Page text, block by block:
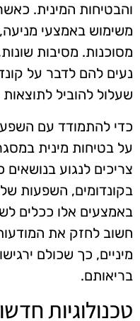
והבטיחות המינית.
משימוש באמצעי מניעה,
מסוכנות. מסיבות
נעים להם לדבר על
שעלול להוביל לתוצאות
כדי להתמודד עם
על בטיחות מינית
צריכים לנגוע
בקונדומים, השפעות
באמצעים אלו ככלים
חשוב לחזק את
מיניים, כך שכולם
בריאותם.
טכנולוגיות